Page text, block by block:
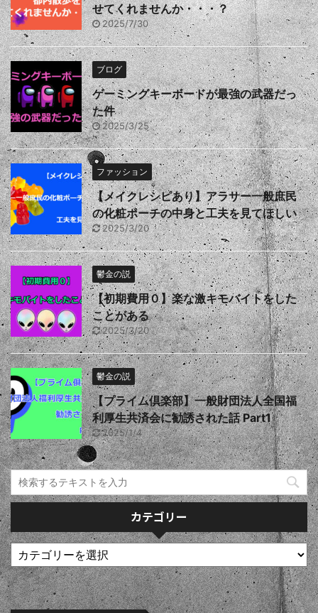
せてくれませんか・・・？
2025/7/30
ブログ
ゲーミングキーボードが最強の武器だっ
た件
2025/3/25
ファッション
【メイクレシピあり】アラサー一般庶民
の化粧ポーチの中身と工夫を見てほしい
2025/3/20
鬱金の説
【初期費用０】楽な激キモバイトをした
ことがある
2025/3/20
鬱金の説
【プライム倶楽部】一般財団法人全国福
利厚生共済会に勧誘された話 Part1
2025/1/4
カテゴリー